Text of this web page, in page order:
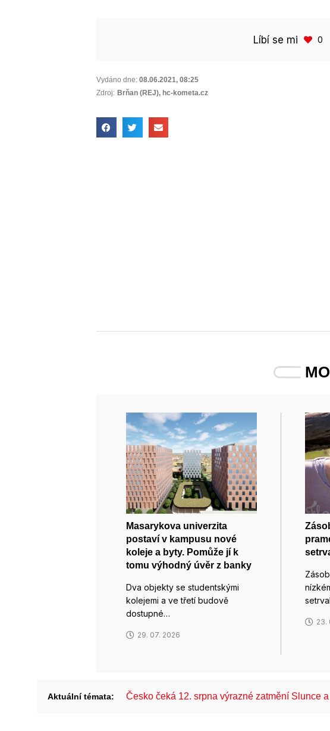
Líbí se mi 0
Vydáno dne: 08.06.2021, 08:25
Zdroj: Brňan (REJ), hc-kometa.cz
Masarykova univerzita
postaví v kampusu nové
koleje a byty. Pomůže jí k
tomu výhodný úvěr z banky
Dva objekty se studentskými
kolejemi a ve třetí budově
dostupné…
29. 07. 2026
23.
Aktuální témata: Česko čeká 12. srpna výrazné zatmění Slunce